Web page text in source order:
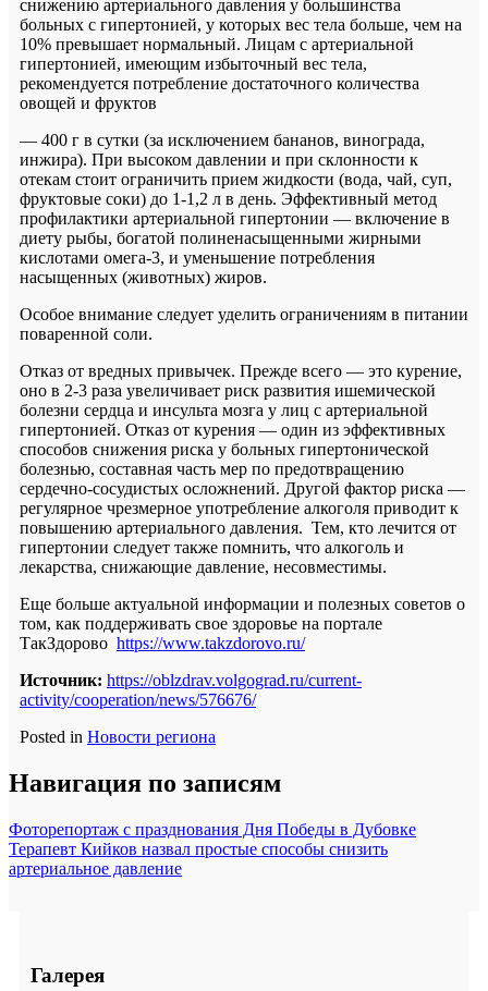
снижению артериального давления у большинства
больных с гипертонией, у которых вес тела больше, чем на
10% превышает нормальный. Лицам с артериальной
гипертонией, имеющим избыточный вес тела,
рекомендуется потребление достаточного количества
овощей и фруктов
— 400 г в сутки (за исключением бананов, винограда,
инжира). При высоком давлении и при склонности к
отекам стоит ограничить прием жидкости (вода, чай, суп,
фруктовые соки) до 1-1,2 л в день. Эффективный метод
профилактики артериальной гипертонии — включение в
диету рыбы, богатой полиненасыщенными жирными
кислотами омега-3, и уменьшение потребления
насыщенных (животных) жиров.
Особое внимание следует уделить ограничениям в питании
поваренной соли.
Отказ от вредных привычек. Прежде всего — это курение,
оно в 2-3 раза увеличивает риск развития ишемической
болезни сердца и инсульта мозга у лиц с артериальной
гипертонией. Отказ от курения — один из эффективных
способов снижения риска у больных гипертонической
болезнью, составная часть мер по предотвращению
сердечно-сосудистых осложнений. Другой фактор риска —
регулярное чрезмерное употребление алкоголя приводит к
повышению артериального давления. Тем, кто лечится от
гипертонии следует также помнить, что алкоголь и
лекарства, снижающие давление, несовместимы.
Еще больше актуальной информации и полезных советов о
том, как поддерживать свое здоровье на портале
ТакЗдорово https://www.takzdorovo.ru/
Источник: https://oblzdrav.volgograd.ru/current-
activity/cooperation/news/576676/
Posted in Новости региона
Навигация по записям
Фоторепортаж с празднования Дня Победы в Дубовке
Терапевт Кийков назвал простые способы снизить
артериальное давление
Галерея